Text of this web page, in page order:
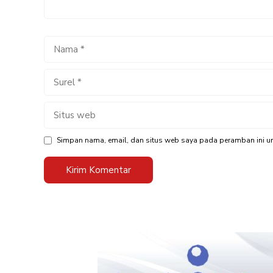
Nama
Surel
Situs
Simpan nama, email, dan situs web saya pada peramban ini